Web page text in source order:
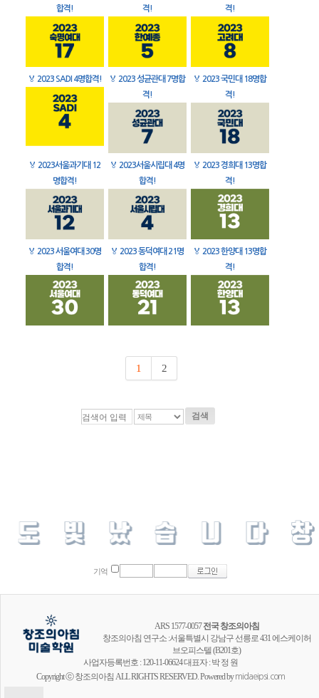
합격!
격!
격!
🏅 2023 SADI 4명합격! 🏅 2023 성균관대 7명합
격!
🏅 2023 국민대 18명합
격!
🏅 2023서울과기대 12
명합격!
🏅 2023서울시립대 4명
합격!
🏅 2023 경희대 13명합
격!
🏅 2023 서울여대 30명
합격!
🏅 2023 동덕여대 21명
합격!
🏅 2023 한양대 13명합
격!
1 2
검색
기억
ARS 1577-0057전국 창조의아침
창조의아침 연구소 :서울특별시 강남구 선릉로 431 에스케이허
브오피스텔 (B201호)
사업자등록번호 : 120-11-06624 대표자 : 박 정 원
Copyright ⓒ 창조의아침 ALL RIGHTS RESERVED. Powered bymidaeipsi.com